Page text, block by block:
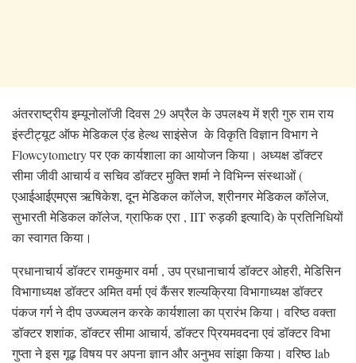
अंतरराष्ट्रीय इम्यूनोलॉजी दिवस 29 अप्रैल के उपलक्ष्य में श्री गुरु राम राय
इंस्टीट्यूट ऑफ मेडिकल एंड हेल्थ साइंसेज के विकृति विज्ञान विभाग ने
Flowcytometry पर एक कार्यशाला का आयोजन किया। अध्यक्ष डॉक्टर
सीमा जीवी आचार्य व सचिव डॉक्टर मुक्ति शर्मा ने विभिन्न संस्थाओं (
एआईआईएमएस ऋषिकेश, दून मेडिकल कॉलेज, श्रीनगर मेडिकल कॉलेज,
सुभारती मेडिकल कॉलेज, ग्राफिक एरा , IIT रुड़की इत्यादि) के प्रतिनिधियों
का स्वागत किया।
प्रधानाचार्य डॉक्टर रामकुमार वर्मा , उप प्रधानाचार्य डॉक्टर ओहरी, मेडिसिन
विभागाध्यक्ष डॉक्टर अमित वर्मा एवं कैंसर शल्यक्रिया विभागाध्यक्ष डॉक्टर
पंकज गर्ग ने दीप उज्ज्वलन करके कार्यशाला का प्रारंभ किया। वरिष्ठ वक्ता
डॉक्टर शशांक, डॉक्टर सीमा आचार्य, डॉक्टर प्रियमवदना एवं डॉक्टर विभा
गुप्ता ने इस गूढ़ विषय पर अपना ज्ञान और अनुभव सांझा किया। वरिष्ठ lab